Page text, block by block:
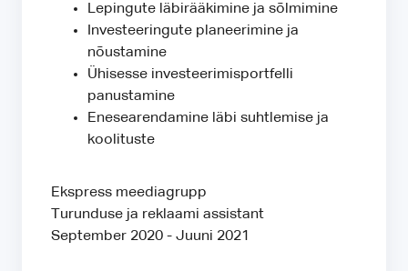
Lepingute läbirääkimine ja sõlmimine
Investeeringute planeerimine ja
nõustamine
Ühisesse investeerimisportfelli
panustamine
Enesearendamine läbi suhtlemise ja
koolituste
Ekspress meediagrupp
Turunduse ja reklaami assistant
September 2020 - Juuni 2021